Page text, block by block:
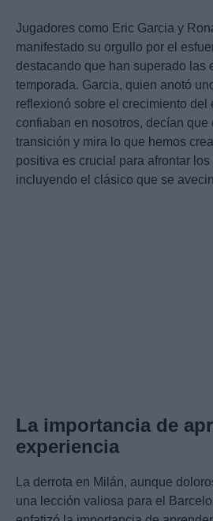
Jugadores como Eric Garcia y
manifestado su orgullo por el
destacando que han superado las
temporada. Garcia, quien anotó
reflexionó sobre el crecimiento del
confiaban en nosotros, decían que
transición y mira lo que hemos
positiva es crucial para afrontar
incluyendo el clásico que se
La importancia de
experiencia
La derrota en Milán, aunque
una lección valiosa para el